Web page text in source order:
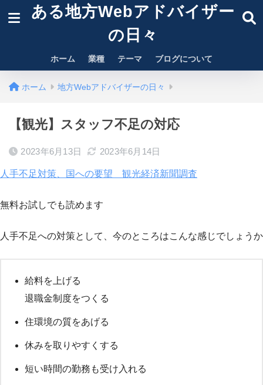
ある地方Webアドバイザー
の日々
ホーム 業種 テーマ ブログについて
ホーム 地方Webアドバイザーの日々
【観光】スタッフ不足の対応
2023年6月13日 2023年6月14日
人手不足対策、国への要望 観光経済新聞調査
無料お試しでも読めます
人手不足への対策として、今のところはこんな感じでしょうか
給料を上げる
退職金制度をつくる
住環境の質をあげる
休みを取りやすくする
短い時間の勤務も受け入れる